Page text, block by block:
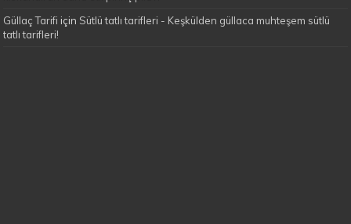
Güllaç Tarifi için Sütlü tatlı tarifleri - Keşkülden güllaca muhteşem sütlü
tatlı tarifleri!